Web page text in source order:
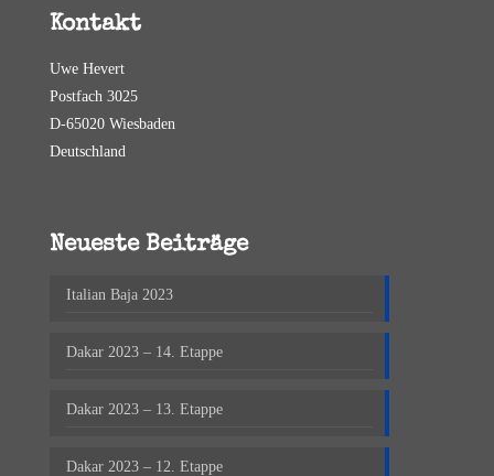
Kontakt
Uwe Hevert
Postfach 3025
D-65020 Wiesbaden
Deutschland
Neueste Beiträge
Italian Baja 2023
Dakar 2023 – 14. Etappe
Dakar 2023 – 13. Etappe
Dakar 2023 – 12. Etappe